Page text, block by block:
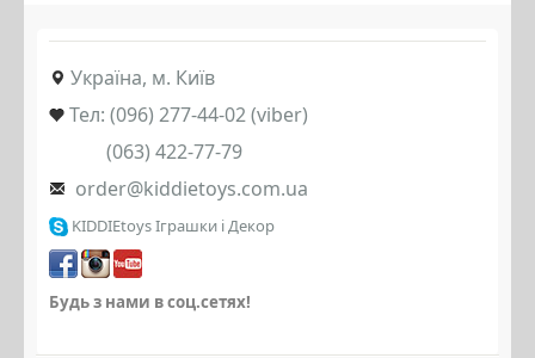
Україна, м. Київ
Тел: (096) 277-44-02 (viber)
(063) 422-77-79
order@kiddietoys.com.ua
KIDDIEtoys Іграшки і Декор
Будь з нами в соц.сетях!